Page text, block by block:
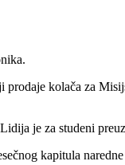
kolača za
je za studeni
kapitula